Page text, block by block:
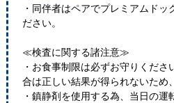
・同伴者はペアでプレミアムドッ
ださい。
≪検査に関する諸注意≫
・お食事制限は必ずお守りくだ
合は正しい結果が得られないため
・鎮静剤を使用する為、当日の